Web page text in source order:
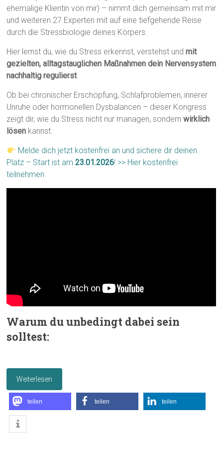
ehemalige Klientin von mir) – nimmt dich gemeinsam mit mir
und weiteren 27 Experten mit auf eine tiefgehende Reise
durch die Stressbiologie deines Körpers.
Hier lernst du, wie du Stress erkennst, verstehst undmit
gezielten, alltagstauglichen Maßnahmen dein Nervensystem
nachhaltig regulierst.
Ob bei chronischer Erschöpfung, Schlafproblemen, innerer
Unruhe oder hormonellen Dysbalancen – dieser Kongress
zeigt dir, wie du Stress nicht nur managen, sondernwirklich
lösen kannst.
Melde dich jetzt kostenfrei an und sichere dir deinen
Platz – Start ist am23.01.2026! >> Hier kostenfrei
teilnehmen
Warum du unbedingt dabei sein
solltest:
Weiterlesen
teilen teilen teilen